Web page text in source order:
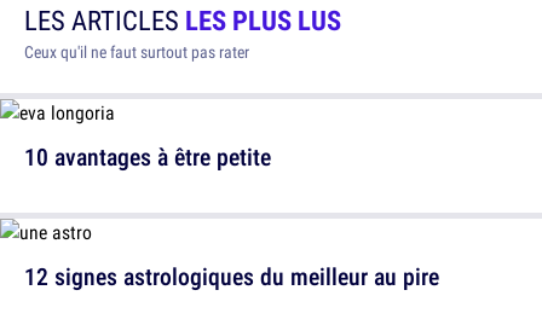
LES ARTICLES LES PLUS LUS
Ceux qu'il ne faut surtout pas rater
10 avantages à être petite
12 signes astrologiques du meilleur au pire